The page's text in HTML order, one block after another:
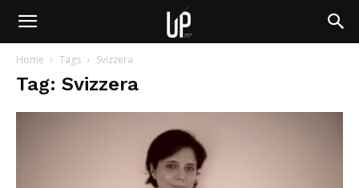
Home Tags Svizzera
Tag: Svizzera